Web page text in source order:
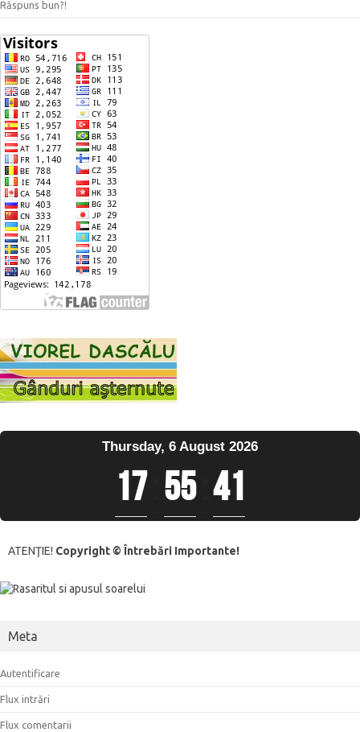
Răspuns bun?!
Thursday, 6 August 2026
17 55 41
ATENŢIE! Copyright © Întrebări Importante!
Meta
Autentificare
Flux intrări
Flux comentarii